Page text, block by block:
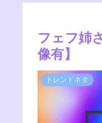
フェフ姉
像有】
トレンドネタ